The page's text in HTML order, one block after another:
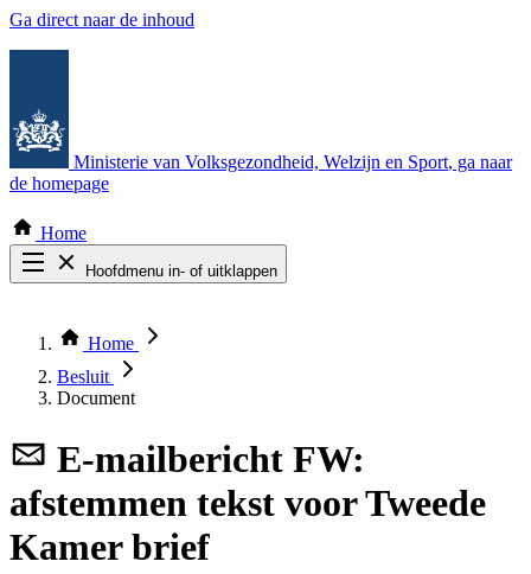
Ga direct naar de inhoud
Ministerie van Volksgezondheid, Welzijn en Sport, ga naar
de homepage
Home
Hoofdmenu in- of uitklappen
Thema COVID-19
Bekijk per bestuursorgaan
Home
Besluit
Document
E-mailbericht FW:
afstemmen tekst voor Tweede
Kamer brief